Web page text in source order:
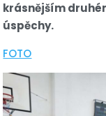
krásnějším
úspěchy.
FOTO